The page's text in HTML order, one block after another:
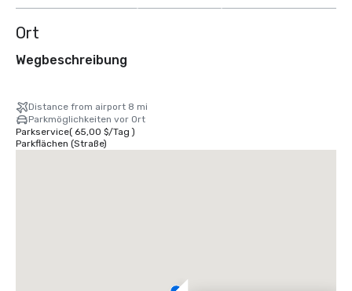
Ort
Wegbeschreibung
Distance from airport 8 mi
Parkmöglichkeiten vor Ort
Parkservice( 65,00 $/Tag )
Parkflächen (Straße)